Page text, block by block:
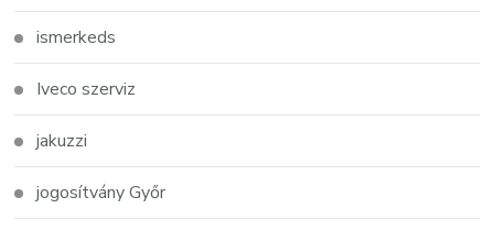
ismerkeds
Iveco szerviz
jakuzzi
jogosítvány Győr